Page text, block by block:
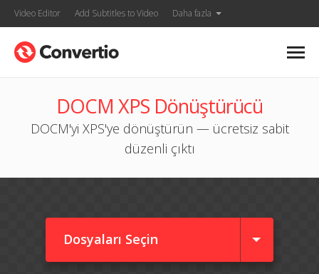
Video Editor Add Subtitles to Video Daha fazla
DOCM XPS Dönüştürücü
DOCM'yi XPS'ye dönüştürün — ücretsiz sabit
düzenli çıktı
Dosyaları Seçin